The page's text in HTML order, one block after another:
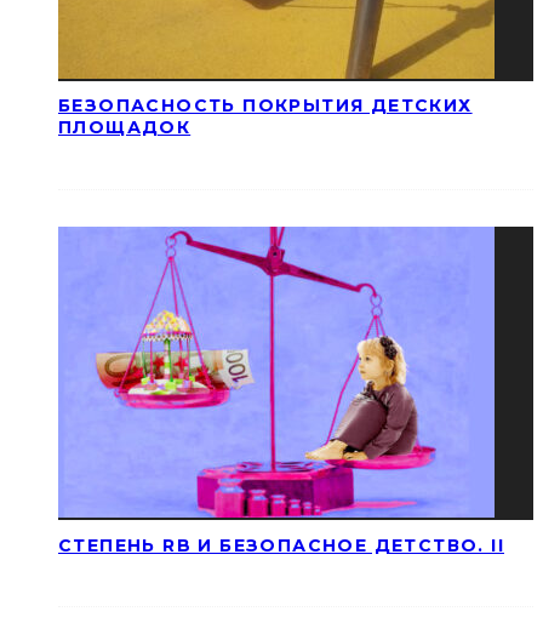
БЕЗОПАСНОСТЬ ПОКРЫТИЯ ДЕТСКИХ
ПЛОЩАДОК
СТЕПЕНЬ RB И БЕЗОПАСНОЕ ДЕТСТВО. II